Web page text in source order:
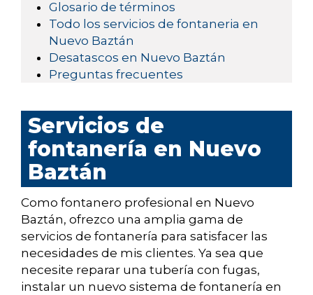
Glosario de términos
Todo los servicios de fontaneria en
Nuevo Baztán
Desatascos en Nuevo Baztán
Preguntas frecuentes
Servicios de
fontanería en Nuevo
Baztán
Como fontanero profesional en Nuevo
Baztán, ofrezco una amplia gama de
servicios de fontanería para satisfacer las
necesidades de mis clientes. Ya sea que
necesite reparar una tubería con fugas,
instalar un nuevo sistema de fontanería en